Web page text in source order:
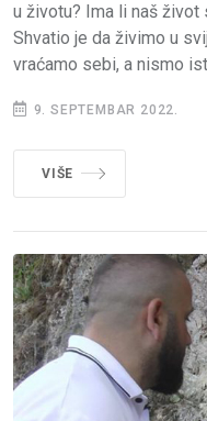
u životu? Ima li naš
Shvatio je da živimo u
vraćamo sebi, a nismo
9. SEPTEMBAR 2022.
VIŠE